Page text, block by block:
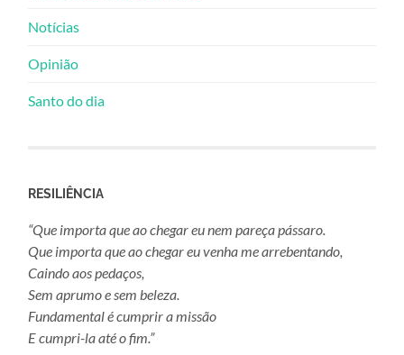
Notícias
Opinião
Santo do dia
RESILIÊNCIA
“Que importa que ao chegar eu nem pareça pássaro.
Que importa que ao chegar eu venha me arrebentando,
Caindo aos pedaços,
Sem aprumo e sem beleza.
Fundamental é cumprir a missão
E cumpri-la até o fim.”